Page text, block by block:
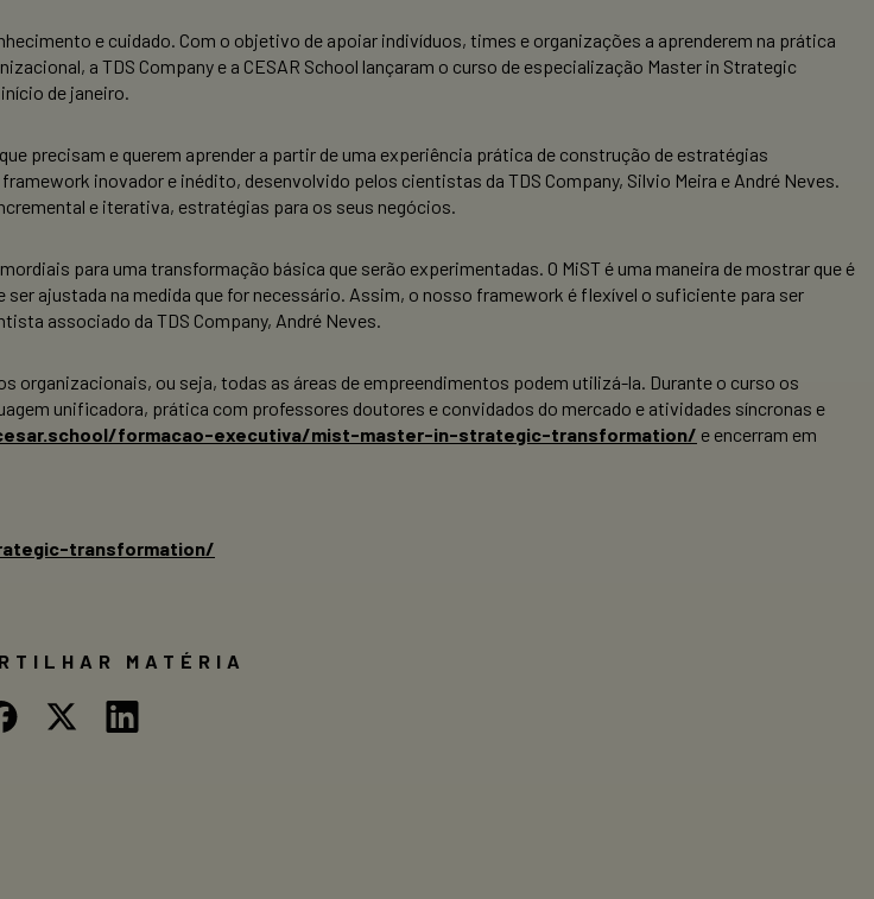
e cuidado. Com o objetivo de apoiar indivíduos, times e organizações a aprenderem na prática
a TDS Company e a CESAR School lançaram o curso de especialização Master in Strategic
de janeiro.
precisam e querem aprender a partir de uma experiência prática de construção de estratégias
inovador e inédito, desenvolvido pelos cientistas da TDS Company, Silvio Meira e André Neves.
e iterativa, estratégias para os seus negócios.
para uma transformação básica que serão experimentadas. O MiST é uma maneira de mostrar que é
ajustada na medida que for necessário. Assim, o nosso framework é flexível o suficiente para ser
associado da TDS Company, André Neves.
organizacionais, ou seja, todas as áreas de empreendimentos podem utilizá-la. Durante o curso os
unificadora, prática com professores doutores e convidados do mercado e atividades síncronas e
formacao-executiva/mist-master-in-strategic-transformation/ e encerram em
transformation/
MATÉRIA